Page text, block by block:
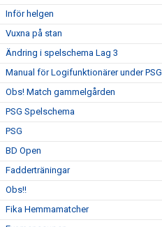
Inför helgen
Vuxna på stan
Ändring i spelschema Lag 3
Manual för Logifunktionärer under PSG
Obs! Match gammelgården
PSG Spelschema
PSG
BD Open
Fadderträningar
Obs!!
Fika Hemmamatcher